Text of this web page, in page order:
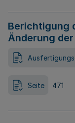
Berichtigung
Änderung
Seite 471